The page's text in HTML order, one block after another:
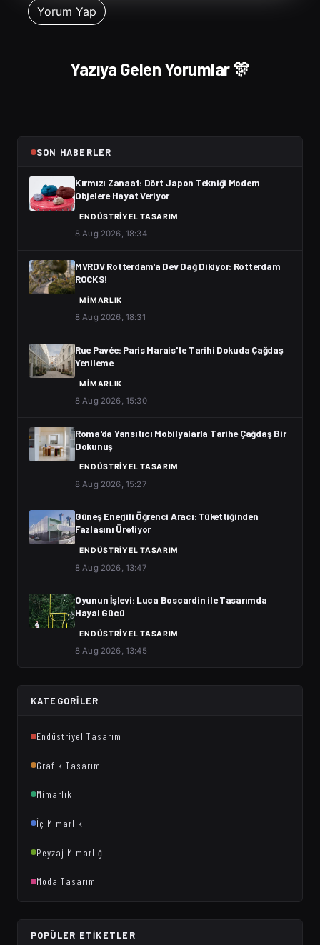
Yazıya Gelen Yorumlar 🎊
SON HABERLER
Kırmızı Zanaat: Dört Japon Tekniği Modern
Objelere Hayat Veriyor
ENDÜSTRIYEL TASARIM
8 Aug 2026, 18:34
MVRDV Rotterdam'a Dev Dağ Dikiyor: Rotterdam
ROCKS!
MIMARLIK
8 Aug 2026, 18:31
Rue Pavée: Paris Marais'te Tarihi Dokuda Çağdaş
Yenileme
MIMARLIK
8 Aug 2026, 15:30
Roma'da Yansıtıcı Mobilyalarla Tarihe Çağdaş Bir
Dokunuş
ENDÜSTRIYEL TASARIM
8 Aug 2026, 15:27
Güneş Enerjili Öğrenci Aracı: Tükettiğinden
Fazlasını Üretiyor
ENDÜSTRIYEL TASARIM
8 Aug 2026, 13:47
Oyunun İşlevi: Luca Boscardin ile Tasarımda
Hayal Gücü
ENDÜSTRIYEL TASARIM
8 Aug 2026, 13:45
KATEGORILER
Endüstriyel Tasarım
Grafik Tasarım
Mimarlık
İç Mimarlık
Peyzaj Mimarlığı
Moda Tasarım
POPÜLER ETIKETLER